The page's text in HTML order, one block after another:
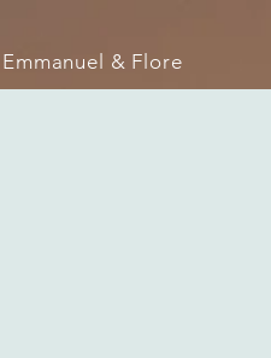
Emmanuel & Flore